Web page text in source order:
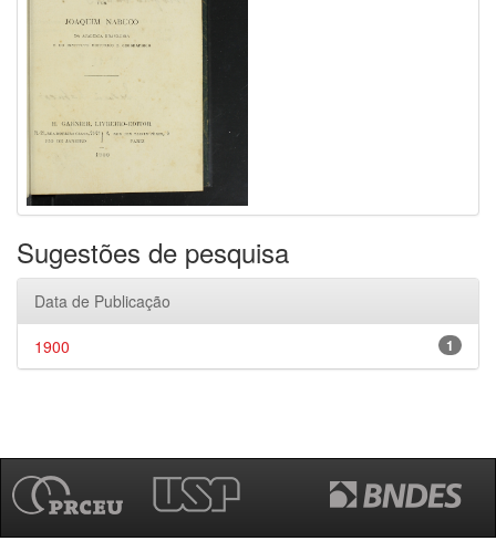
Sugestões de pesquisa
Data de Publicação
1
1900